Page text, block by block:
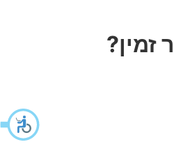
זמין?